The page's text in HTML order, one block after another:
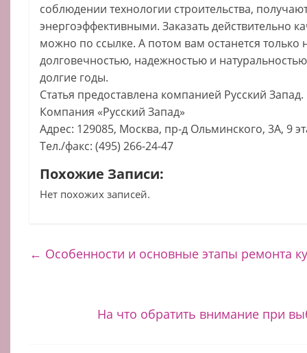
соблюдении технологии строительства,
энергоэффективными. Заказать действительно
можно по ссылке. А потом вам останется только
долговечностью, надежностью и
долгие годы.
Статья предоставлена компанией Русский Запад.
Компания «Русский Запад»
Адрес: 129085, Москва, пр-д Ольминского, 3А, 9
Тел./факс: (495) 266-24-47
Похожие Записи:
Нет похожих записей.
← Особенности и основные этапы ремонта
На что обратить внимание при